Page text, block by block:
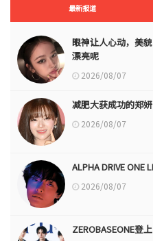
最新报道
眼神让人心动，美
漂亮呢
2026/08/07
减肥大获成功的郑妍
2026/08/07
ALPHA DRIVE
2026/08/07
ZEROBASEONE登